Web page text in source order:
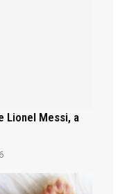
Lionel Messi, a